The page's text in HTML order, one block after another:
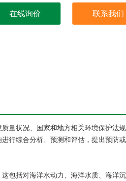
在线询价 联系我们
量状况、国家和地方相关环境保护法规
行综合分析、预测和评估，提出预防
包括对海洋水动力、海洋水质、海洋